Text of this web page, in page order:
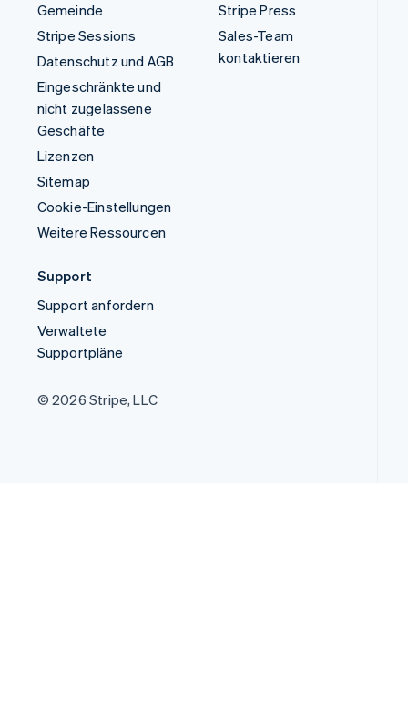
Gemeinde
Stripe Sessions
Datenschutz und AGB
Eingeschränkte und
nicht zugelassene
Geschäfte
Lizenzen
Sitemap
Cookie-Einstellungen
Weitere Ressourcen
Stripe Press
Sales-Team
kontaktieren
Support
Support anfordern
Verwaltete
Supportpläne
© 2026 Stripe, LLC